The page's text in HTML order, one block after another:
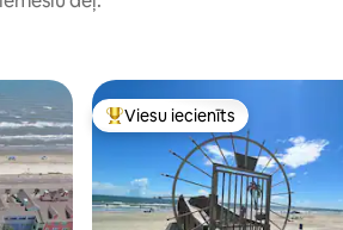
Populārs viesu iecienīts mājoklis
Viesu iecienīts